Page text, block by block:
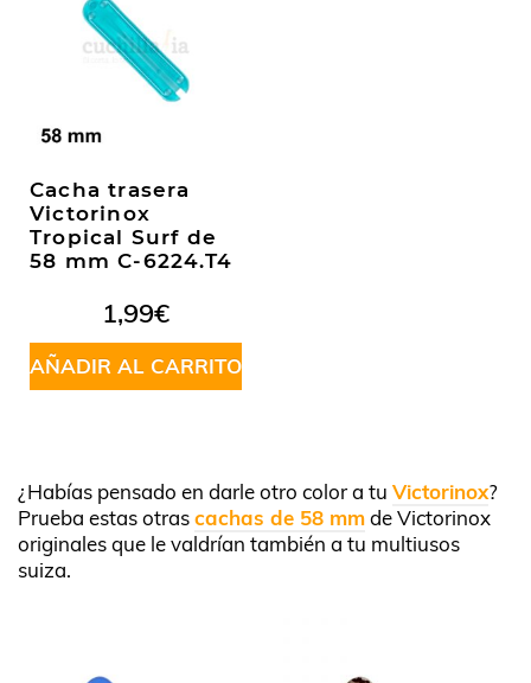
Cacha trasera
Victorinox
Tropical Surf de
58 mm C-6224.T4
1,99€
AÑADIR AL CARRITO
¿Habías pensado en darle otro color a tu Victorinox?
Prueba estas otrascachas de 58 mmde Victorinox
originales que le valdrían también a tu multiusos
suiza.